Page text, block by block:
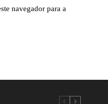
navegador para a